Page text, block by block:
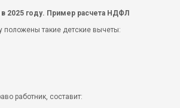
2025 году. Пример расчета НДФЛ
положены такие детские вычеты:
работник, составит: